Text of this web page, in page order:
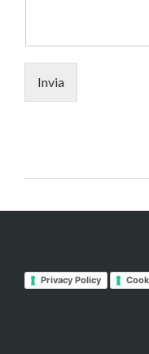
Invia
Privacy Policy